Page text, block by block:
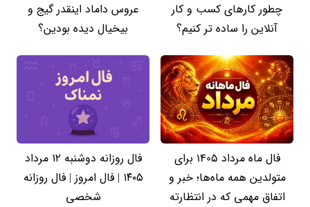
چطور کارهای کسب‌ و کار
آنلاین را ساده‌ تر کنیم؟
عروس داماد اینقدر گیج و
بیخیال دیده بودین؟
فال ماه مرداد 1405 برای
متولدین همه ماه‌ها؛ خبر و
اتفاق مهمی که در انتظارته
فال روزانه دوشنبه ۱۲ مرداد
۱۴۰۵ | فال امروز | فال روزانه
شخصی